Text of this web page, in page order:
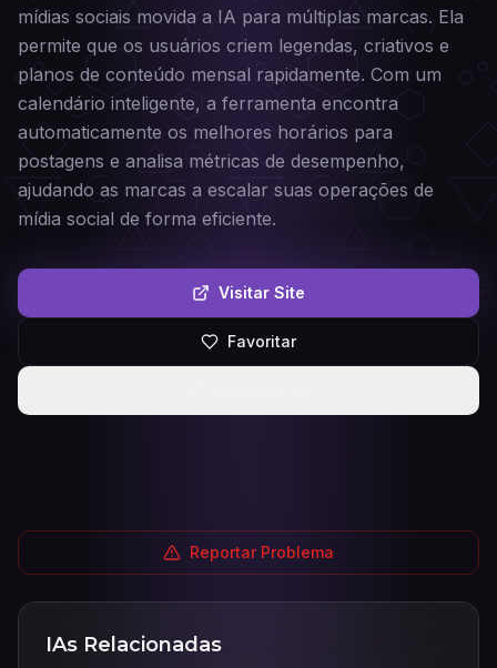
mídias sociais movida a IA para múltiplas marcas. Ela
permite que os usuários criem legendas, criativos e
planos de conteúdo mensal rapidamente. Com um
calendário inteligente, a ferramenta encontra
automaticamente os melhores horários para
postagens e analisa métricas de desempenho,
ajudando as marcas a escalar suas operações de
mídia social de forma eficiente.
Visitar Site
Favoritar
Reportar Problema
IAs Relacionadas